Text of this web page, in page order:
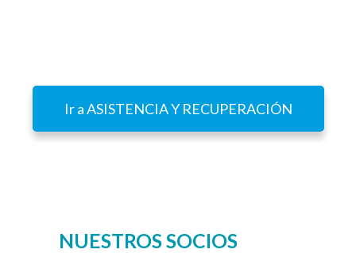
Ir a ASISTENCIA Y RECUPERACIÓN
NUESTROS SOCIOS